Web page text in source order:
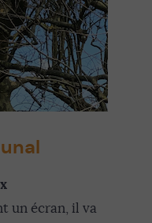
un écran, il va